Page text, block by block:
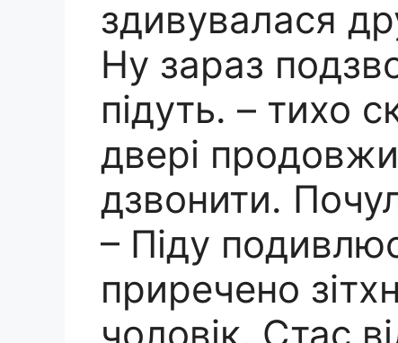
здивувалася
Ну зараз
підуть. – тихо
двері
дзвонити.
– Піду
приречено